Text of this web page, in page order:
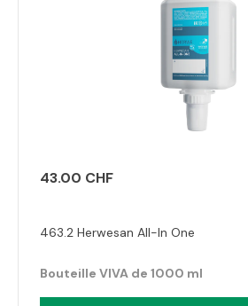
43.00 CHF
463.2 Herwesan All-In One
Bouteille VIVA de 1000 ml